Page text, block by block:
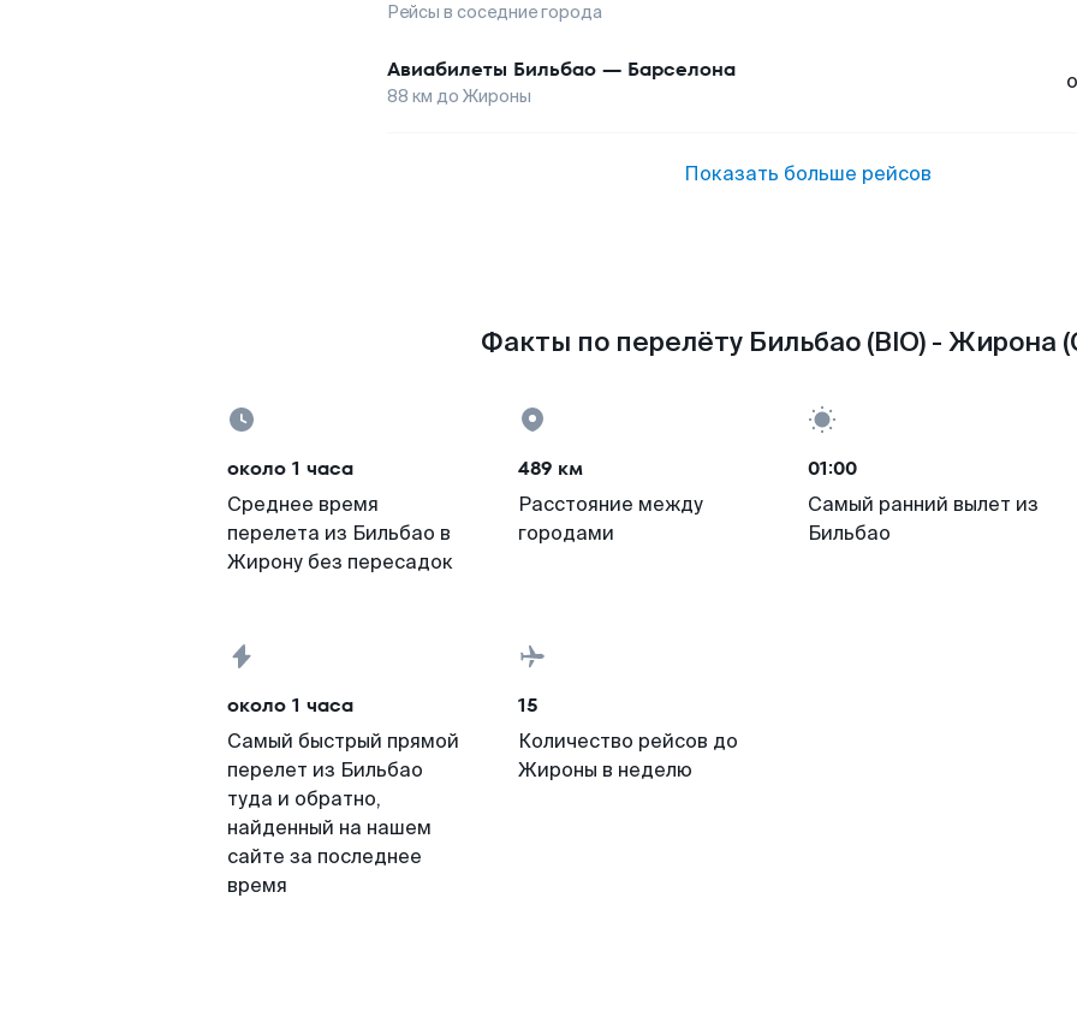
Рейсы в соседние города
Авиабилеты Бильбао — Барселона
88 км до Жироны
Показать больше рейсов
Факты по перелёту Бильбао (BIO) - Жирона
около 1 часа
Среднее время
перелета из Бильбао в
Жирону без пересадок
489 км
Расстояние между
городами
01:00
Самый ранний вылет из
Бильбао
около 1 часа
Самый быстрый прямой
перелет из Бильбао
туда и обратно,
найденный на нашем
сайте за последнее
время
15
Количество рейсов до
Жироны в неделю